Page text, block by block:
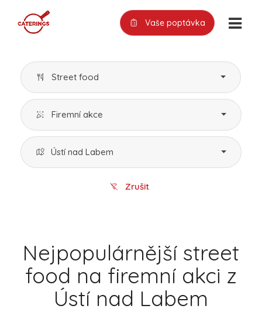
Vaše poptávka
Street food
Firemní akce
Ústí nad Labem
Zrušit
Nejpopulárnější street
food na firemní akci z
Ústí nad Labem